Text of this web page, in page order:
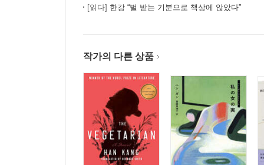
[읽다] 한강 “벌 받는 기분으로 책상에 앉았다”
작가의 다른 상품